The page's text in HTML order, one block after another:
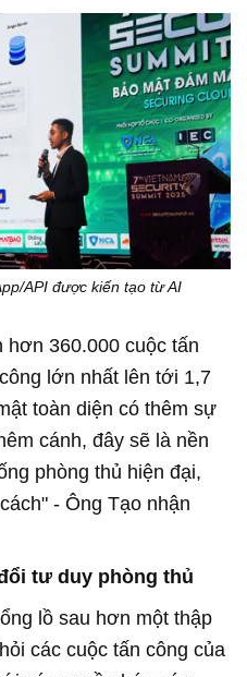
API được kiến tạo từ AI
hơn 360.000 cuộc tấn
lớn nhất lên tới 1,7
toàn diện có thêm sự
cánh, đây sẽ là nền
phòng thủ hiện đại,
- Ông Tạo nhận
tư duy phòng thủ
lồ sau hơn một thập
các cuộc tấn công của